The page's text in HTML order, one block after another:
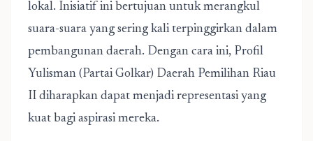
lokal. Inisiatif ini bertujuan untuk merangkul
suara-suara yang sering kali terpinggirkan dalam
pembangunan daerah. Dengan cara ini, Profil
Yulisman (Partai Golkar) Daerah Pemilihan Riau
II diharapkan dapat menjadi representasi yang
kuat bagi aspirasi mereka.